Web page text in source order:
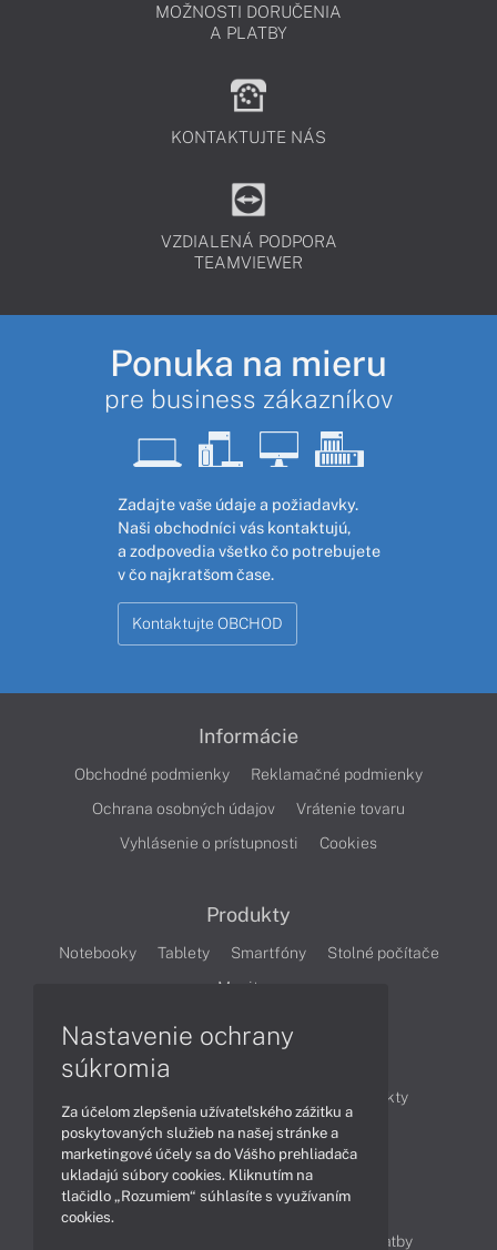
MOŽNOSTI DORUČENIA
A PLATBY
KONTAKTUJTE NÁS
VZDIALENÁ PODPORA
TEAMVIEWER
Ponuka na mieru
pre business zákazníkov
Zadajte vaše údaje a požiadavky.
Naši obchodníci vás kontaktujú,
a zodpovedia všetko čo potrebujete
v čo najkratšom čase.
Kontaktujte OBCHOD
Informácie
Obchodné podmienky
Reklamačné podmienky
Ochrana osobných údajov
Vrátenie tovaru
Vyhlásenie o prístupnosti
Cookies
Produkty
Notebooky Tablety Smartfóny
Stolné počítače
Monitory
Produkty
Technológie
Videá
Obsah
Možnosti doručenia a platby
Nastavenie ochrany
súkromia
Za účelom zlepšenia užívateľského zážitku a
poskytovaných služieb na našej stránke a
marketingové účely sa do Vášho prehliadača
ukladajú súbory cookies. Kliknutím na
tlačidlo „Rozumiem“ súhlasíte s využívaním
cookies.